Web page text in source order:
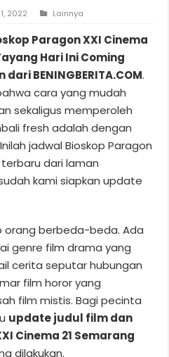
2022 Lainnya
Paragon XXI Cinema
Hari Ini Coming
BENINGBERITA.COM.
cara yang mudah
sekaligus memperoleh
fresh adalah dengan
jadwal Bioskop Paragon
terbaru dari laman
sudah kami siapkan update
orang berbeda-beda. Ada
genre film drama yang
cerita seputar hubungan
film horor yang
film mistis. Bagi pecinta
update judul film dan
Cinema 21 Semarang
dilakukan.